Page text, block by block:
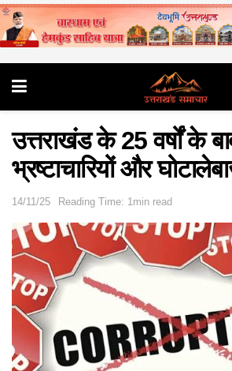
उत्तराखंड के 25 वर्षों के
भ्रष्टाचारियों और
14/11/25 Reading Time: 1min read